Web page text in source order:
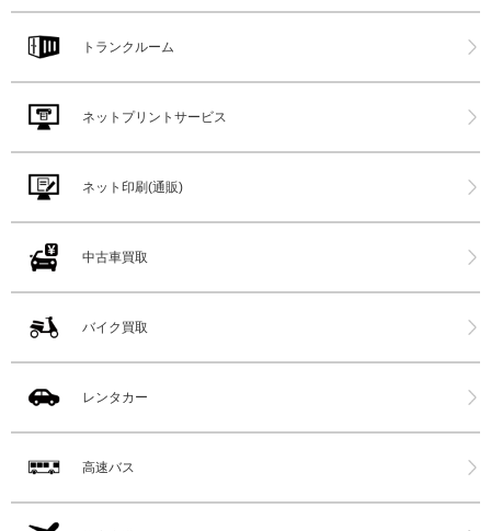
トランクルーム
ネットプリントサービス
ネット印刷(通販)
中古車買取
バイク買取
レンタカー
高速バス